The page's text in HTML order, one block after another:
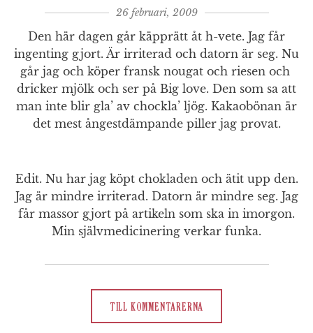
26 februari, 2009
Den här dagen går käpprätt åt h-vete. Jag får
ingenting gjort. Är irriterad och datorn är seg. Nu
går jag och köper fransk nougat och riesen och
dricker mjölk och ser på Big love. Den som sa att
man inte blir gla’ av chockla’ ljög. Kakaobönan är
det mest ångestdämpande piller jag provat.
Edit. Nu har jag köpt chokladen och ätit upp den.
Jag är mindre irriterad. Datorn är mindre seg. Jag
får massor gjort på artikeln som ska in imorgon.
Min självmedicinering verkar funka.
TILL KOMMENTARERNA